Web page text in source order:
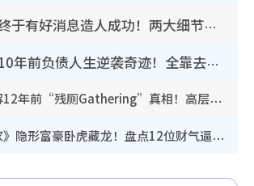
汤洛雯传终于有好消息造人成功！两大细节曝孕味极浓引猜测：大肚婆先会咁！
五索亲揭10年前负债人生逆袭奇迹！全靠去一地方转运后即遇上马先生
林芊妤亲解12年前“残厕Gathering”真相！高层解约一句话重创尊严，至今拒返TVB
《爱·回家》隐形富豪卧虎藏龙！盘点12位财气逼人的有钱艺人：这位美女3亿身家不愁做